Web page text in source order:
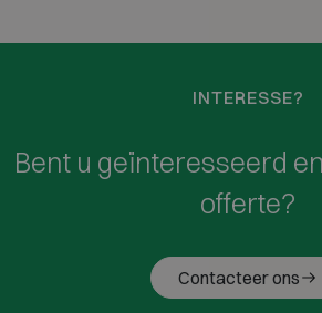
INTERESSE?
Bent u geïnteresseerd
offerte?
Contacteer ons